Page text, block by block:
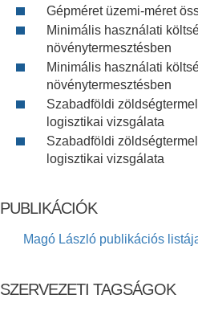
Gépméret üzemi-méret
Minimális használati
növénytermesztésben
Minimális használati
növénytermesztésben
Szabadföldi
logisztikai vizsgálata
Szabadföldi
logisztikai vizsgálata
PUBLIKÁCIÓK
Magó László publikációs
SZERVEZETI TAGSÁGOK